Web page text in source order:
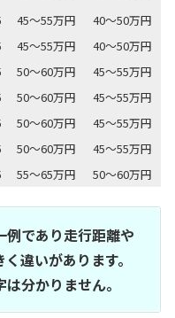
45～55万円
40～50万円
45～55万円
40～50万円
50～60万円
45～55万円
50～60万円
45～55万円
50～60万円
45～55万円
50～60万円
45～55万円
55～65万円 50～60万円
であり走行距離や
違いがあります。
分かりません。